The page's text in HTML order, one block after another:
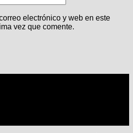
electrónico y web en este
vez que comente.